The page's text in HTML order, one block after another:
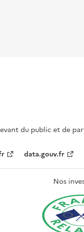
du public et de
data.gouv.fr
Nos